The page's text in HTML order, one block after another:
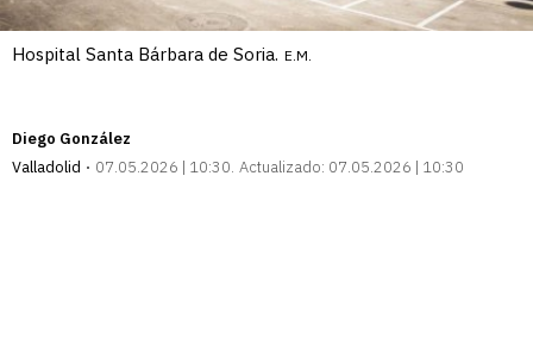
Hospital Santa Bárbara de Soria. E.M.
Diego González
Valladolid
07.05.2026 | 10:30 Actualizado: 07.05.2026 | 10:30